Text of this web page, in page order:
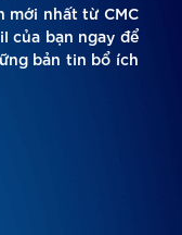
mới nhất từ CMC
của bạn ngay để
bản tin bổ ích